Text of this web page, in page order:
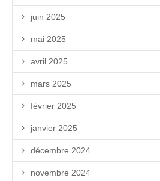
juin 2025
mai 2025
avril 2025
mars 2025
février 2025
janvier 2025
décembre 2024
novembre 2024